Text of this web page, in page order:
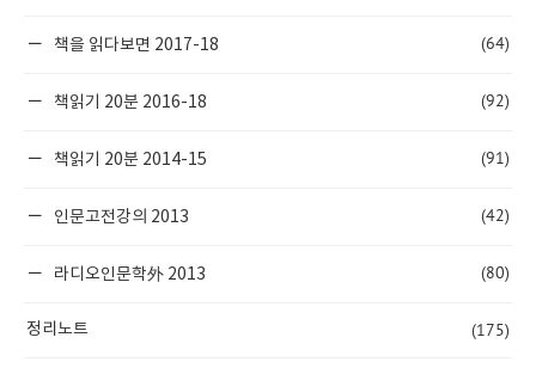
책을 읽다보면 2017-18 (64)
책읽기 20분 2016-18 (92)
책읽기 20분 2014-15 (91)
인문고전강의 2013 (42)
라디오인문학外 2013 (80)
정리노트 (175)